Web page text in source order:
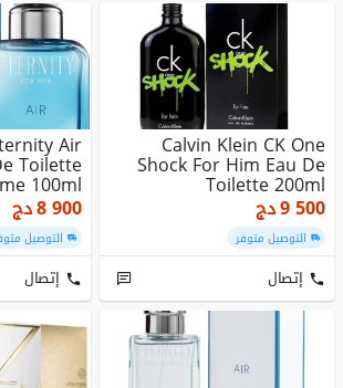
Calvin Klein CK One
Shock For Him Eau De
Toilette 200ml
9 500دج
التوصيل متوفر
إتصال
Air
Toilette
100ml
8 900دج
التوصيل
إتصال